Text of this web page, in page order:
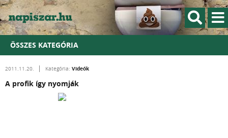
ÖSSZES KATEGÓRIA
2011.11.20. Kategória: Videók
A profik így nyomják